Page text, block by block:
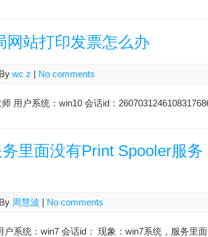
网站打印发票怎么办
wc z | No comments
用户系统：win10 会话id：
里面没有Print Spooler服
周慧波 | No comments
户系统：win7 会话id： 现象：win7系统，服务里